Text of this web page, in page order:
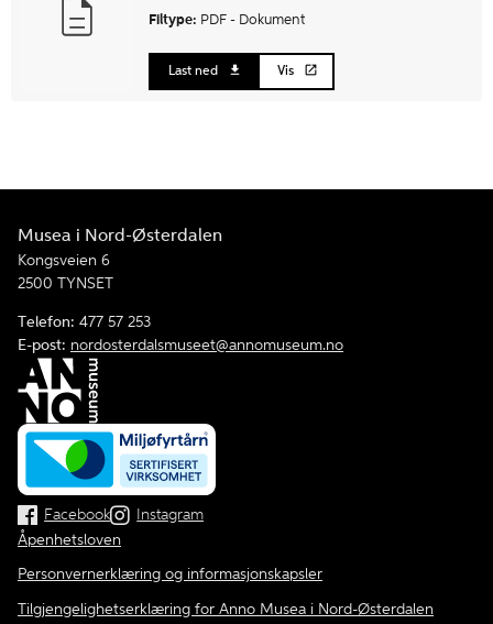
Filtype: PDF - Dokument
Last ned Vis
Musea i Nord-Østerdalen
Kongsveien 6
2500 TYNSET
Telefon: 477 57 253
E-post: nordosterdalsmuseet@annomuseum.no
Facebook
Instagram
Åpenhetsloven
Personvernerklæring og informasjonskapsler
Tilgjengelighetserklæring for Anno Musea i Nord-Østerdalen